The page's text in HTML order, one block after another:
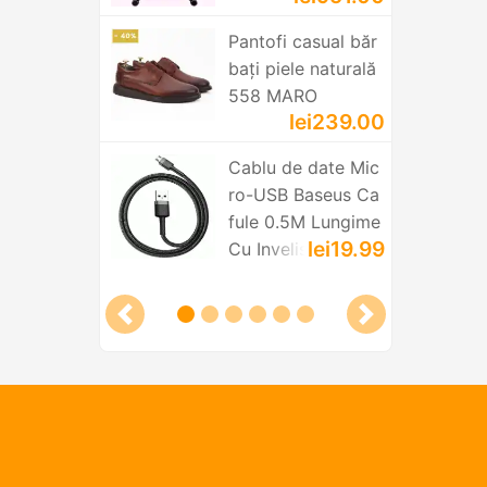
Pantofi casual băr
bați piele naturală
558 MARO
lei239.00
Cablu de date Mic
ro-USB Baseus Ca
fule 0.5M Lungime
Cu Invelis Textil -
LF-AG1
lei19.99
Previous slide Next slide